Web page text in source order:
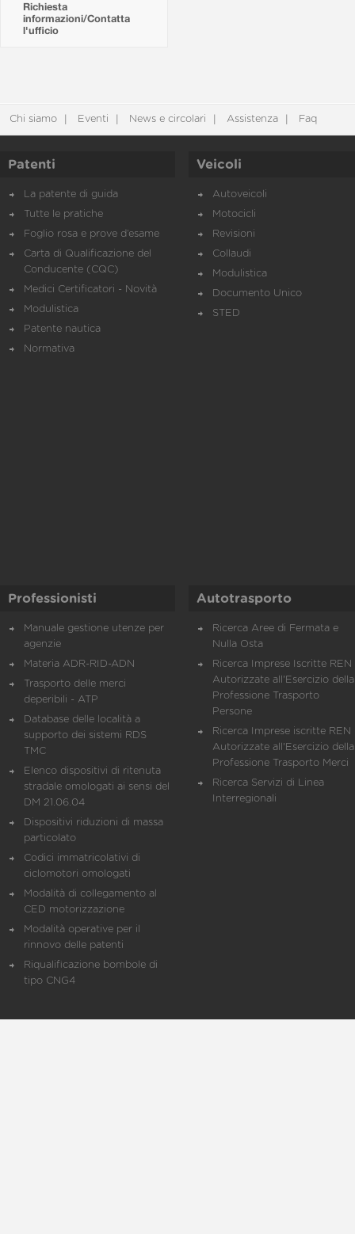
Richiesta
informazioni/Contatta
l'ufficio
Chi siamo Eventi News e circolari Assistenza Faq
Patenti
La patente di guida
Tutte le pratiche
Foglio rosa e prove d’esame
Carta di Qualificazione del
Conducente (CQC)
Medici Certificatori - Novità
Modulistica
Patente nautica
Normativa
Veicoli
Autoveicoli
Motocicli
Revisioni
Collaudi
Modulistica
Documento Unico
STED
Professionisti
Manuale gestione utenze per
agenzie
Materia ADR-RID-ADN
Trasporto delle merci
deperibili - ATP
Database delle località a
supporto dei sistemi RDS
TMC
Elenco dispositivi di ritenuta
stradale omologati ai sensi del
DM 21.06.04
Dispositivi riduzioni di massa
particolato
Codici immatricolativi di
ciclomotori omologati
Modalità di collegamento al
CED motorizzazione
Modalità operative per il
rinnovo delle patenti
Riqualificazione bombole di
tipo CNG4
Autotrasporto
Ricerca Aree di Fermata e
Nulla Osta
Ricerca Imprese Iscritte REN
Autorizzate all'Esercizio della
Professione Trasporto
Persone
Ricerca Imprese iscritte REN
Autorizzate all'Esercizio della
Professione Trasporto Merci
Ricerca Servizi di Linea
Interregionali